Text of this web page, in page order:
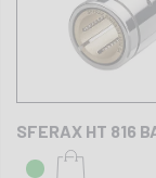
SFERAX HT 816